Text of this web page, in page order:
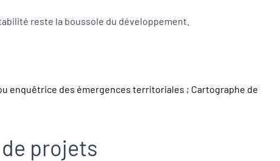
reste la boussole du développement.
enquêtrice des émergences territoriales ; Cartographe de
projets